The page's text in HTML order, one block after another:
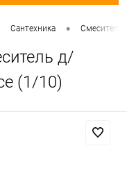
Сантехника • Смесители
д/
(1/10)